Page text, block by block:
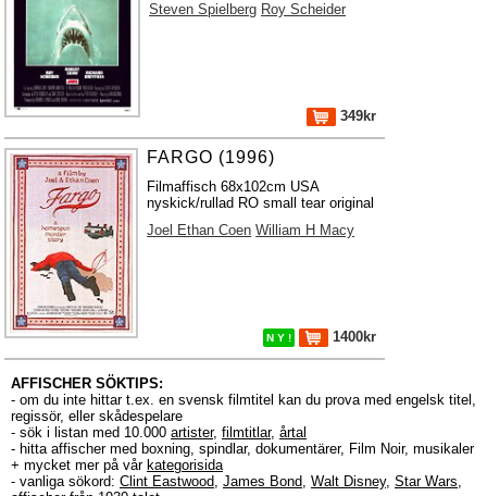
Steven Spielberg Roy Scheider
349kr
FARGO (1996)
Filmaffisch 68x102cm USA
nyskick/rullad RO small tear original
Joel Ethan Coen William H Macy
N Y ! 1400kr
AFFISCHER SÖKTIPS:
- om du inte hittar t.ex. en svensk filmtitel kan du prova med engelsk titel,
regissör, eller skådespelare
- sök i listan med 10.000 artister, filmtitlar, årtal
- hitta affischer med boxning, spindlar, dokumentärer, Film Noir, musikaler
+ mycket mer på vår kategorisida
- vanliga sökord: Clint Eastwood, James Bond, Walt Disney, Star Wars,